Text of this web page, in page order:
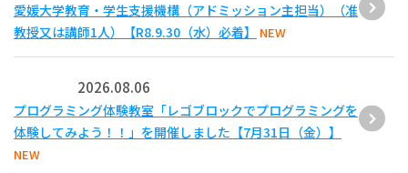
愛媛大学教育・学生支援機構（アドミッション主担当）（准
教授又は講師1人）【R8.9.30（水）必着】
NEW
2026.08.06
プログラミング体験教室「レゴブロックでプログラミングを
体験してみよう！！」を開催しました【7月31日（金）】
NEW